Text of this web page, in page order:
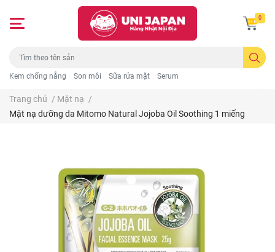
Kem chống nắng Son môi Sữa rửa mặt Serum
0
Trang chủ / Mặt nạ /
Mặt nạ dưỡng da Mitomo Natural Jojoba Oil Soothing 1 miếng